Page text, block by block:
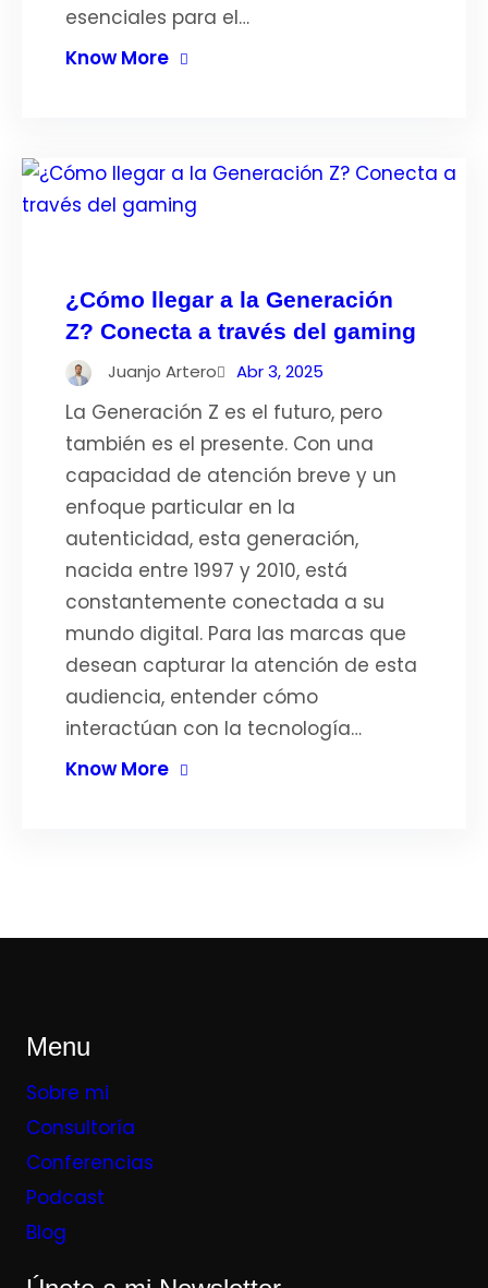
esenciales para el…
Know More
¿Cómo llegar a la Generación
Z? Conecta a través del gaming
Juanjo Artero Abr 3, 2025
La Generación Z es el futuro, pero
también es el presente. Con una
capacidad de atención breve y un
enfoque particular en la
autenticidad, esta generación,
nacida entre 1997 y 2010, está
constantemente conectada a su
mundo digital. Para las marcas que
desean capturar la atención de esta
audiencia, entender cómo
interactúan con la tecnología…
Know More
Menu
Sobre mi
Consultoría
Conferencias
Podcast
Blog